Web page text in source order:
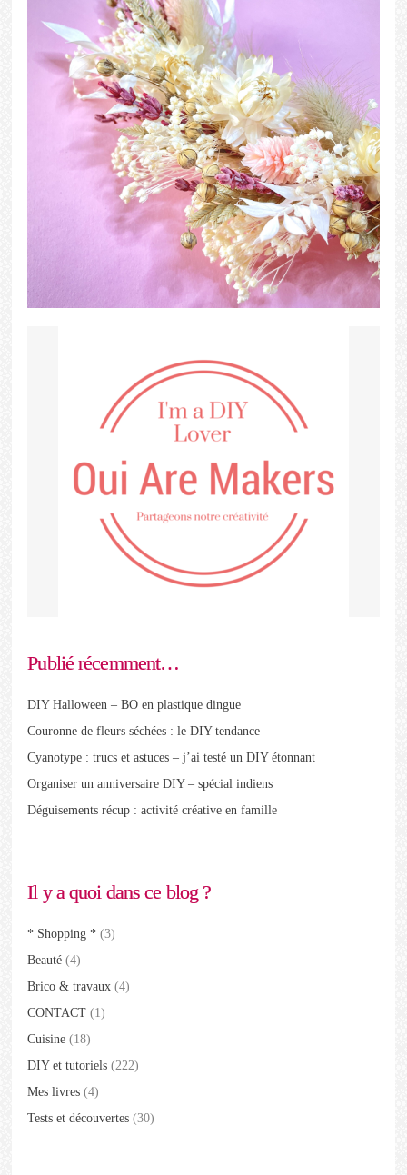
Publié récemment…
DIY Halloween – BO en plastique dingue
Couronne de fleurs séchées : le DIY tendance
Cyanotype : trucs et astuces – j’ai testé un DIY étonnant
Organiser un anniversaire DIY – spécial indiens
Déguisements récup : activité créative en famille
Il y a quoi dans ce blog ?
* Shopping * (3)
Beauté (4)
Brico & travaux (4)
CONTACT (1)
Cuisine (18)
DIY et tutoriels (222)
Mes livres (4)
Tests et découvertes (30)